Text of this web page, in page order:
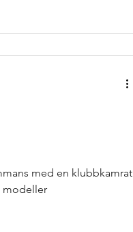
med en klubbkamrat
modeller